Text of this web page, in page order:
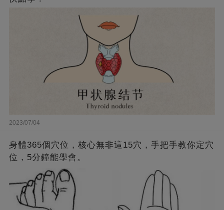
2023/07/04
身體365個穴位，核心無非這15穴，手把手教你定穴
位，5分鐘能學會。